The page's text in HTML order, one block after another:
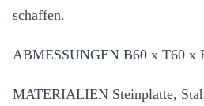
schaffen.
ABMESSUNGEN B60 x T60 x
MATERIALIEN Steinplatte,